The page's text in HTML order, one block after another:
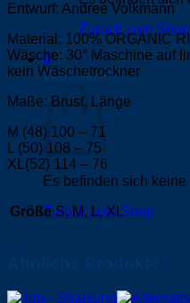
Zurück zum Shop
0
Warenkorb
Es befinden sich
Zurück zum Shop
Entwurf: Andree Volkmann
Material: 100% ORGANIC
Wäsche: 30° Maschine auf
kein Wäschetrockner
Maße: Brust, Länge
M (48) 100 – 71
L (50) 108 – 75
XL(52) 114 – 76
Größe S, M, L, XL